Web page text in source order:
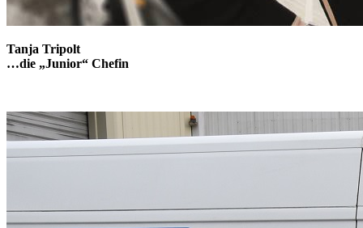
Tanja Tripolt
…die „Junior“ Chefin